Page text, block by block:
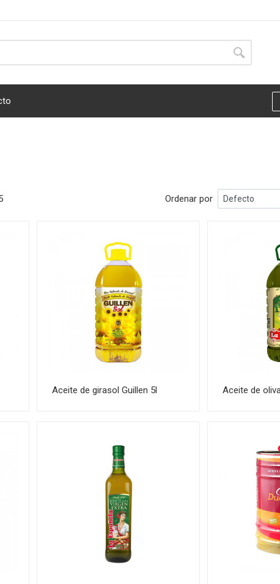
Ordenar por
Aceite de girasol Guillen 5l Aceite de